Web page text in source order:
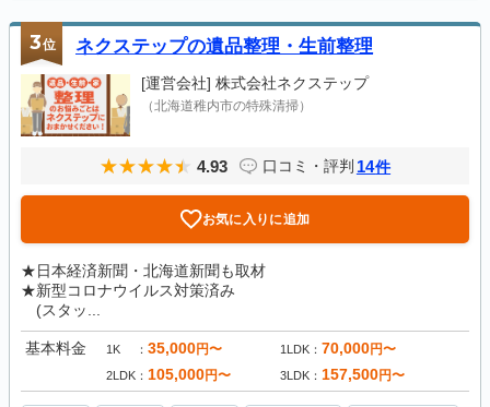
3位 ネクステップの遺品整理・生前整理
[運営会社] 株式会社ネクステップ
（北海道稚内市の特殊清掃）
4.93 口コミ・評判 14件
お気に入りに追加
★日本経済新聞・北海道新聞も取材
★新型コロナウイルス対策済み
(スタッ...
基本料金 1K 35,000円〜 1LDK 70,000円〜
2LDK 105,000円〜 3LDK 157,500円〜